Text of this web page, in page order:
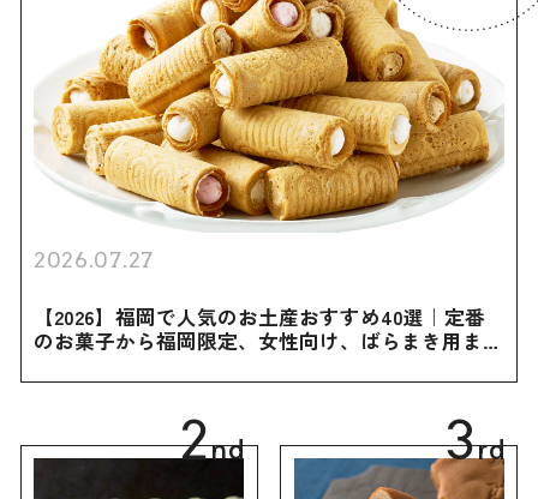
2026.07.27
【2026】福岡で人気のお土産おすすめ40選｜定番
のお菓子から福岡限定、女性向け、ばらまき用まで
2nd 3rd